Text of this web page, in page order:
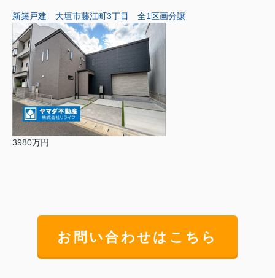
新築戸建 大垣市藤江町3丁目 全1区画分譲
3980万円
お問い合わせはこちら